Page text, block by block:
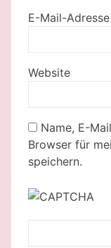
E-Mail-Adresse
Website
Name, E-
Browser für
speichern.